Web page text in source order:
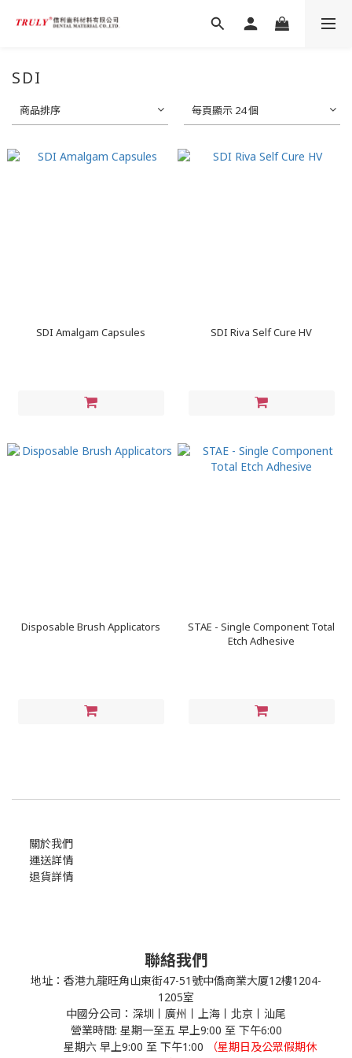
SDI
商品排序 每頁顯示 24 個
SDI Amalgam Capsules SDI Riva Self Cure HV
Disposable Brush Applicators
STAE - Single Component Total
Etch Adhesive
關於我們
運送詳情
退貨詳情
聯絡我們
地址：香港九龍旺角山東街47-51號中僑商業大厦12樓1204-
1205室
中國分公司：深圳丨廣州丨上海丨北京丨汕尾
營業時間: 星期一至五 早上9:00 至 下午6:00
星期六 早上9:00 至 下午1:00
（星期日及公眾假期休